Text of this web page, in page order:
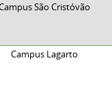
São Cristóvão
Campus Lagarto